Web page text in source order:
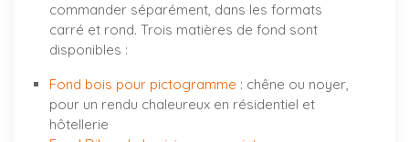
commander séparément, dans les formats
carré et rond. Trois matières de fond sont
disponibles :
Fond bois pour pictogramme : chêne ou noyer,
pour un rendu chaleureux en résidentiel et
hôtellerie